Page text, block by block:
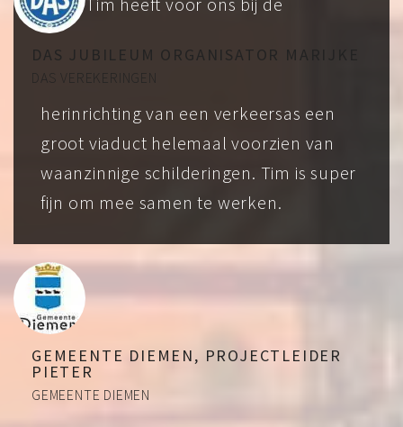
DAS JUBILEUM ORGANISATOR MARIJKE
DAS VEREKERINGEN
herinrichting van een verkeersas een
groot viaduct helemaal voorzien van
waanzinnige schilderingen. Tim is super
fijn om mee samen te werken.
GEMEENTE DIEMEN, PROJECTLEIDER
PIETER
GEMEENTE DIEMEN